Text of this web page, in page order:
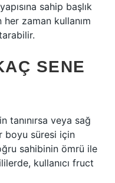
sahip başlık
zaman kullanım
SENE
tanınırsa veya sağ
boyu süresi için
sahibinin ömrü ile
kullanıcı fruct